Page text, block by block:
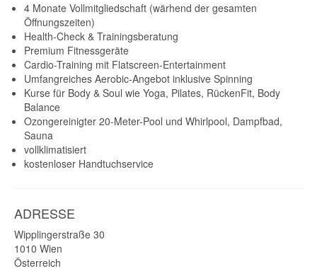
4 Monate Vollmitgliedschaft (wärhend der gesamten
Öffnungszeiten)
Health-Check & Trainingsberatung
Premium Fitnessgeräte
Cardio-Training mit Flatscreen-Entertainment
Umfangreiches Aerobic-Angebot inklusive Spinning
Kurse für Body & Soul wie Yoga, Pilates, RückenFit, Body
Balance
Ozongereinigter 20-Meter-Pool und Whirlpool, Dampfbad,
Sauna
vollklimatisiert
kostenloser Handtuchservice
ADRESSE
Wipplingerstraße 30
1010 Wien
Österreich